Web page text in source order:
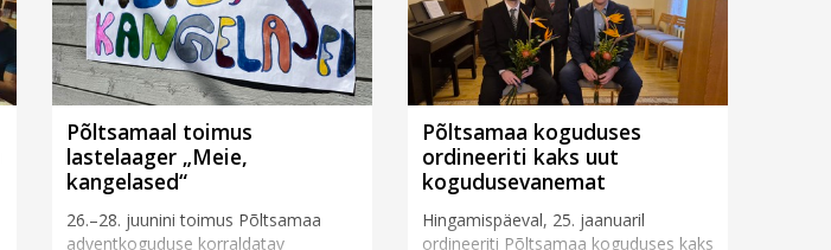
Põltsamaal toimus
lastelaager „Meie,
kangelased“
26.–28. juunini toimus Põltsamaa
adventkoguduse korraldatav
Põltsamaa koguduses
ordineeriti kaks uut
kogudusevanemat
Hingamispäeval, 25. jaanuaril
ordineeriti Põltsamaa koguduses kaks